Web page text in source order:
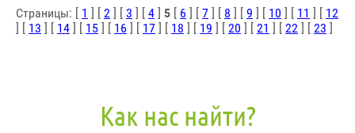
Страницы: [ 1 ] [ 2 ] [ 3 ] [ 4 ] 5 6 ] [ 7 ] [ 8 ] [ 9 ] [ 10 ] [ 11 ] [ 12
] [ 13 ] [ 14 ] [ 15 ] [ 16 ] [ 17 ] [ 18 ] [ 19 ] [ 20 ] [ 21 ] [ 22 ] [ 23 ]
Как нас найти?